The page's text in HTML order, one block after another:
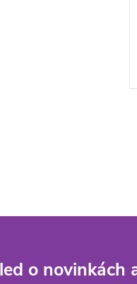
o novinkách